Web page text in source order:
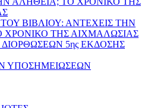
ΤΟΥ ΒΙΒΛΙΟΥ: ΑΝΤΕΧΕΙΣ ΤΗΝ
ΧΡΟΝΙΚΟ ΤΗΣ ΑΙΧΜΑΛΩΣΙΑΣ
5ης ΕΚΔΟΣΗΣ
ΥΠΟΣΗΜΕΙΩΣΕΩΝ